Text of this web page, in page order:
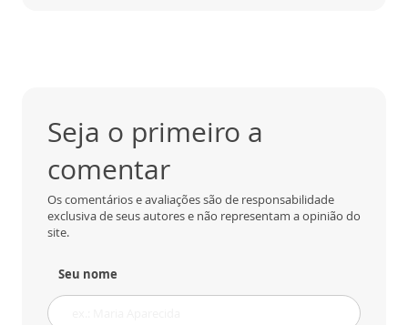
Seja o primeiro a
comentar
Os comentários e avaliações são de responsabilidade
exclusiva de seus autores e não representam a opinião do
site.
Seu nome